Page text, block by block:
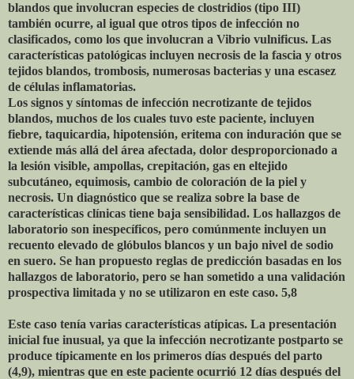
blandos que involucran especies de clostridios (tipo III)
también ocurre, al igual que otros tipos de infección no
clasificados, como los que involucran a Vibrio vulnificus. Las
características patológicas incluyen necrosis de la fascia y otros
tejidos blandos, trombosis, numerosas bacterias y una escasez
de células inflamatorias.
Los signos y síntomas de infección necrotizante de tejidos
blandos, muchos de los cuales tuvo este paciente, incluyen
fiebre, taquicardia, hipotensión, eritema con induración que se
extiende más allá del área afectada, dolor desproporcionado a
la lesión visible, ampollas, crepitación, gas en eltejido
subcutáneo, equimosis, cambio de coloración de la piel y
necrosis. Un diagnóstico que se realiza sobre la base de
características clínicas tiene baja sensibilidad. Los hallazgos de
laboratorio son inespecíficos, pero comúnmente incluyen un
recuento elevado de glóbulos blancos y un bajo nivel de sodio
en suero. Se han propuesto reglas de predicción basadas en los
hallazgos de laboratorio, pero se han sometido a una validación
prospectiva limitada y no se utilizaron en este caso. 5,8
Este caso tenía varias características atípicas. La presentación
inicial fue inusual, ya que la infección necrotizante postparto se
produce típicamente en los primeros días después del parto
(4,9), mientras que en este paciente ocurrió 12 días después del